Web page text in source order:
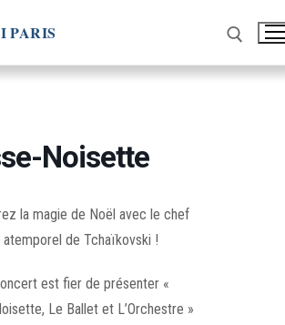
Noisette
la magie de Noël avec le chef
atemporel de Tchaïkovski !
est fier de présenter «
Le Ballet et L’Orchestre »